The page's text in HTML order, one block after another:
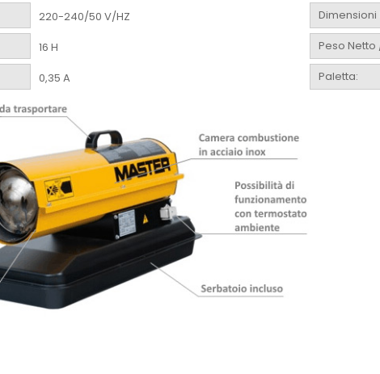
220-240/50 V/HZ
16 H
0,35 A
Dimensioni
Peso Netto
Paletta: